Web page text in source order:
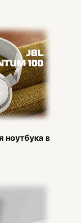
ноутбука в